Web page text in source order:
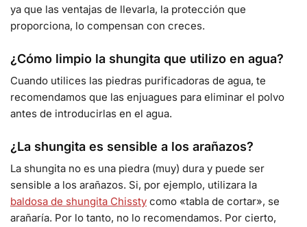
ya que las ventajas de llevarla, la protección que
proporciona, lo compensan con creces.
¿Cómo limpio la shungita que utilizo en agua?
Cuando utilices las piedras purificadoras de agua, te
recomendamos que las enjuagues para eliminar el polvo
antes de introducirlas en el agua.
¿La shungita es sensible a los arañazos?
La shungita no es una piedra (muy) dura y puede ser
sensible a los arañazos. Si, por ejemplo, utilizara la
baldosa de shungita Chissty como «tabla de cortar», se
arañaría. Por lo tanto, no lo recomendamos. Por cierto,